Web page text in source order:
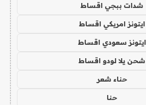
شدات ببجي اقساط
ايتونز امريكي اقساط
ايتونز سعودي اقساط
شحن يلا لودو اقساط
حناء شعر
حنا